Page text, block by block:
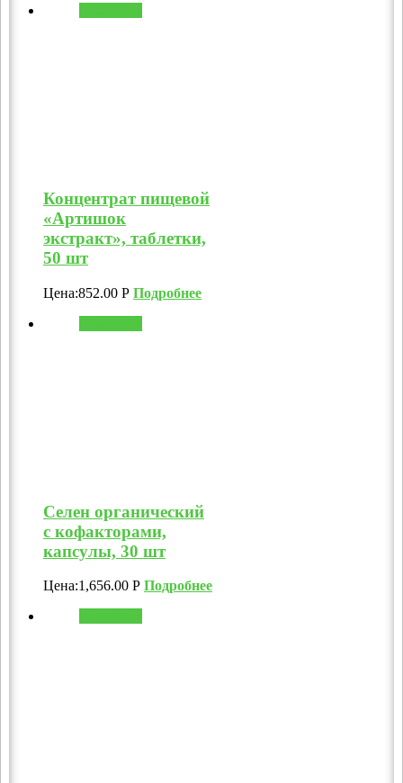
Концентрат пищевой
«Артишок
экстракт», таблетки,
50 шт
Цена:852.00 Р Подробнее
Селен органический
с кофакторами,
капсулы, 30 шт
Цена:1,656.00 Р Подробнее